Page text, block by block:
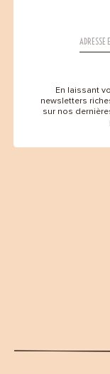
En laissant
newsletters
sur nos